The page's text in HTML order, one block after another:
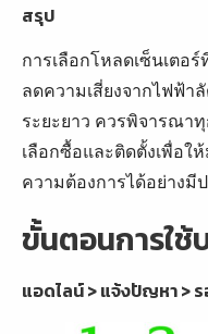
สรุป
การเลือกโหลดเซ็นเตอ
ลดความเสี่ยงจากไฟฟ้า
ระยะยาว ควรพิจารณา
เลือกซื้อและติดตั้งเพื่อ
ความต้องการได้อย่างมี
ขั้นตอนการใช้
แอดไลน์ > แจ้งปัญหา > ร